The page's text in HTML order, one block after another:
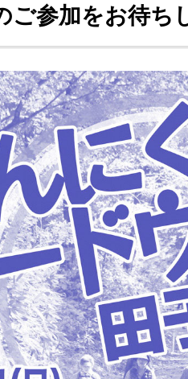
ご参加をお待ち